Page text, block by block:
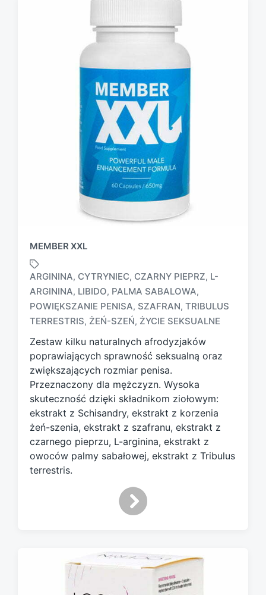
MEMBER XXL
a
g
g
d
w
i
t
h
ARGININA, CYTRYNIEC, CZARNY PIEPRZ, L-
ARGININA, LIBIDO, PALMA SABALOWA,
POWIĘKSZANIE PENISA, SZAFRAN, TRIBULUS
TERRESTRIS, ŻEŃ-SZEŃ, ŻYCIE SEKSUALNE
Zestaw kilku naturalnych afrodyzjaków
poprawiających sprawność seksualną oraz
zwiększających rozmiar penisa.
Przeznaczony dla mężczyzn. Wysoka
skuteczność dzięki składnikom ziołowym:
ekstrakt z Schisandry, ekstrakt z korzenia
żeń-szenia, ekstrakt z szafranu, ekstrakt z
czarnego pieprzu, L-arginina, ekstrakt z
owoców palmy sabałowej, ekstrakt z Tribulus
terrestris.